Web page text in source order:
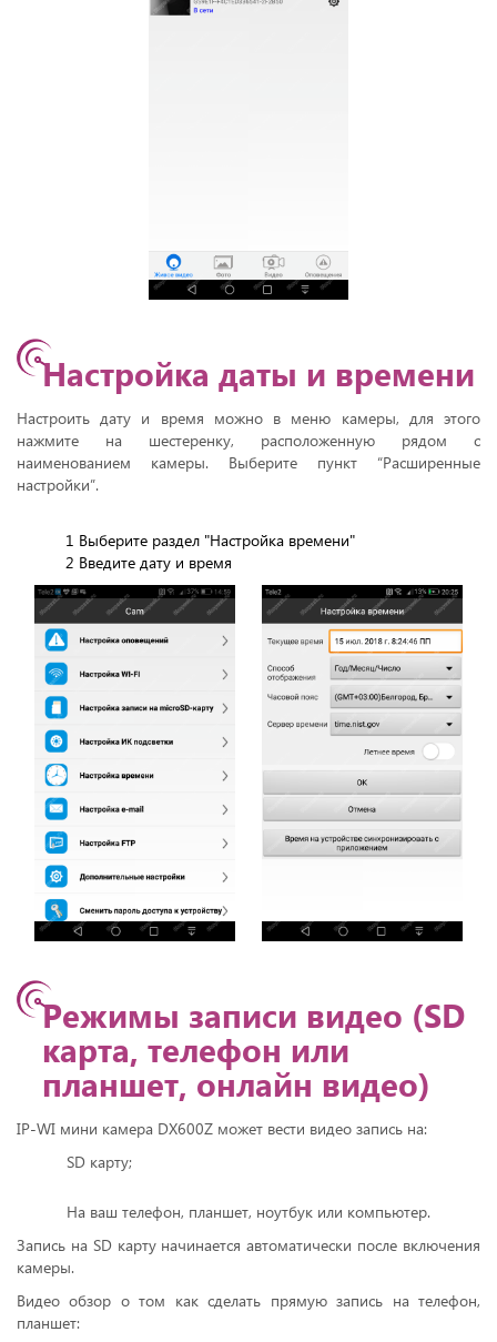
Настройка даты и времени
Настроить дату и время можно в меню камеры, для этого
нажмите на шестеренку, расположенную рядом с
наименованием камеры. Выберите пункт “Расширенные
настройки”.
1 Выберите раздел "Настройка времени"
2 Введите дату и время
Режимы записи видео (SD
карта, телефон или
планшет, онлайн видео)
IP-WI мини камера DX600Z может вести видео запись на:
SD карту;
На ваш телефон, планшет, ноутбук или компьютер.
Запись на SD карту начинается автоматически после включения
камеры.
Видео обзор о том как сделать прямую запись на телефон,
планшет: